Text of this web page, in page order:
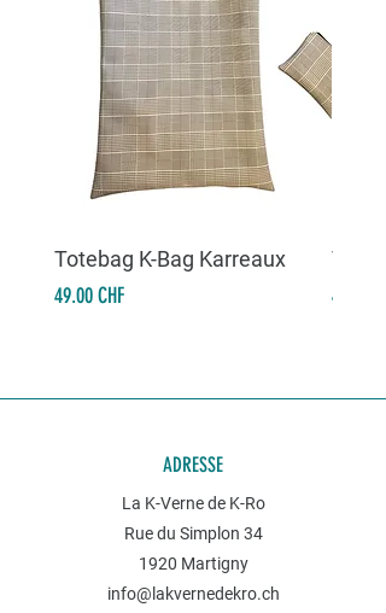
Totebag K-Bag Karreaux
Prix
49.00 CHF Prix
49.00
ADRESSE
La K-Verne de K-Ro
Rue du Simplon 34
1920 Martigny
info@lakvernedekro.ch